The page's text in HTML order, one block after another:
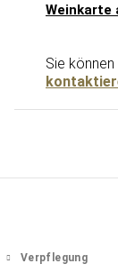
Weinkarte
Sie
Verpflegung